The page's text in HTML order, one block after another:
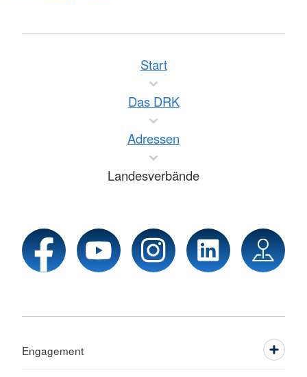
Start
Das DRK
Adressen
Landesverbände
Engagement